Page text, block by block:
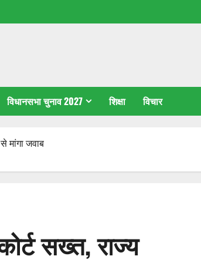
विधानसभा चुनाव 2027 शिक्षा विचार
मांगा जवाब
सख्त, राज्य